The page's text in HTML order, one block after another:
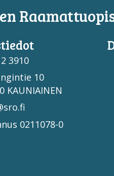
3910
10
KAUNIAINEN
0211078-0